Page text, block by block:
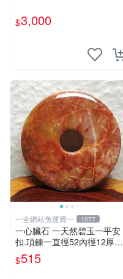
$3,000
一全網站免運費一 1077
一心臟石 一天然碧玉一平安
扣.項鍊一直徑52內徑12厚8m
m重32公克.
$515